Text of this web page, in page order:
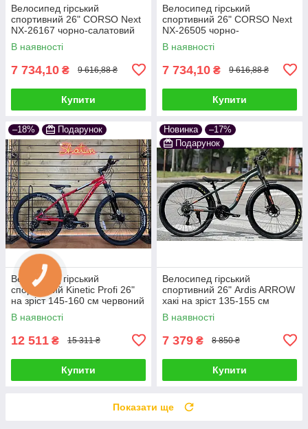
Велосипед гірський
спортивний 26" CORSO Next
NX-26167 чорно-салатовий
на рост 145-160 cм
В наявності
7 734,10 ₴ 9 616,88 ₴
Купити
Велосипед гірський
спортивний 26" CORSO Next
NX-26505 чорно-
помаранчевий на рост 145-
160 cм
В наявності
7 734,10 ₴ 9 616,88 ₴
Купити
–18% Подарунок
Велосипед гірський
спортивний Kinetic Profi 26"
на зріст 145-160 см червоний
металік
В наявності
12 511 ₴ 15 311 ₴
Купити
Новинка
–17%
Подарунок
Велосипед гірський
спортивний 26" Ardis ARROW
хакі на зріст 135-155 см
В наявності
7 379 ₴ 8 850 ₴
Купити
Показати ще